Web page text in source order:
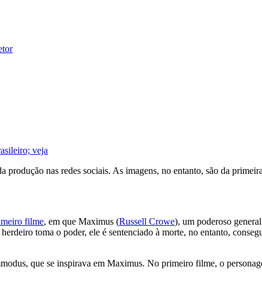
veja
produção nas redes sociais. As imagens, no entanto, são da
filme, em que Maximus (Russell Crowe), um poderoso
toma o poder, ele é sentenciado à morte, no entanto,
que se inspirava em Maximus. No primeiro filme, o